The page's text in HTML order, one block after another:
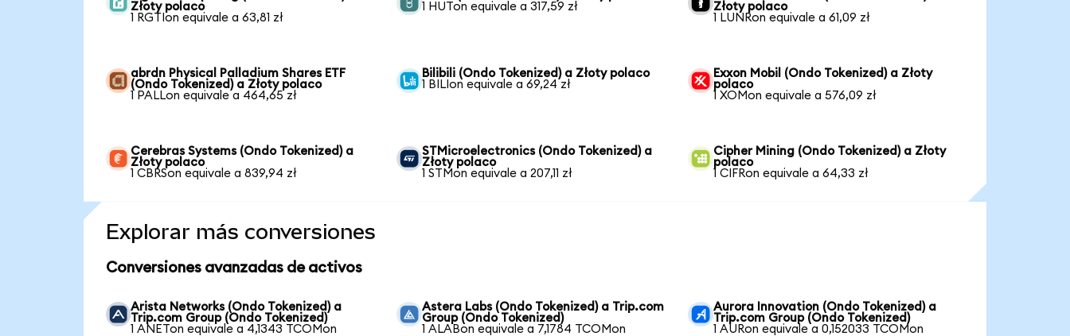
Złoty polaco
1 RGTIon equivale a 63,81 zł
1 HUTon equivale a 317,59 zł
Złoty polaco
1 LUNRon equivale a 61,09 zł
abrdn Physical Palladium Shares ETF
(Ondo Tokenized) a Złoty polaco
1 PALLon equivale a 464,65 zł
Bilibili (Ondo Tokenized) a Złoty polaco
1 BILIon equivale a 69,24 zł
Exxon Mobil (Ondo Tokenized) a Złoty
polaco
1 XOMon equivale a 576,09 zł
Cerebras Systems (Ondo Tokenized) a
Złoty polaco
1 CBRSon equivale a 839,94 zł
STMicroelectronics (Ondo Tokenized) a
Złoty polaco
1 STMon equivale a 207,11 zł
Cipher Mining (Ondo Tokenized) a Złoty
polaco
1 CIFRon equivale a 64,33 zł
Explorar más conversiones
Conversiones avanzadas de activos
Arista Networks (Ondo Tokenized) a
Trip.com Group (Ondo Tokenized)
1 ANETon equivale a 4,1343 TCOMon
Astera Labs (Ondo Tokenized) a Trip.com
Group (Ondo Tokenized)
1 ALABon equivale a 7,1784 TCOMon
Aurora Innovation (Ondo Tokenized) a
Trip.com Group (Ondo Tokenized)
1 AURon equivale a 0,152033 TCOMon